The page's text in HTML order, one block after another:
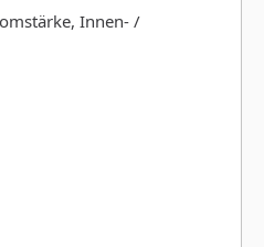
Innen- /